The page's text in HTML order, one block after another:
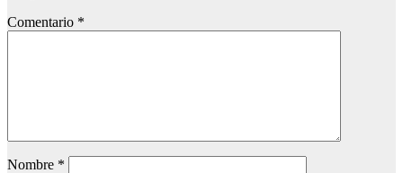
Comentario *
Nombre *